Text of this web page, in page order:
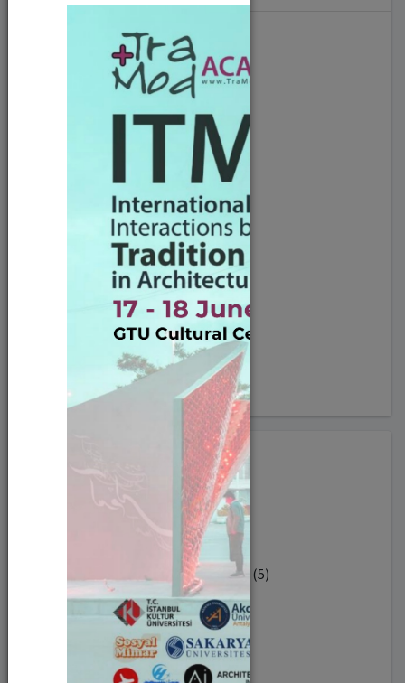
#sürdürülebilirlik (49)
#girişimcilik (28)
#inovasyon (33)
#yapayzeka (20)
ENDÜSTRİ MÜHENDİSLİĞİ BÖLÜMÜ (5)
BİYOMÜHENDİSLİK BÖLÜMÜ (10)
MATEMATİK BÖLÜMÜ (16)